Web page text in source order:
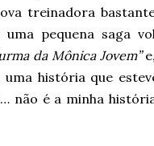
treinadora
uma pequena saga
da Mônica Jovem”
história que
não é a minha